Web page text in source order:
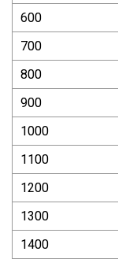
600
700
800
900
1000
1100
1200
1300
1400